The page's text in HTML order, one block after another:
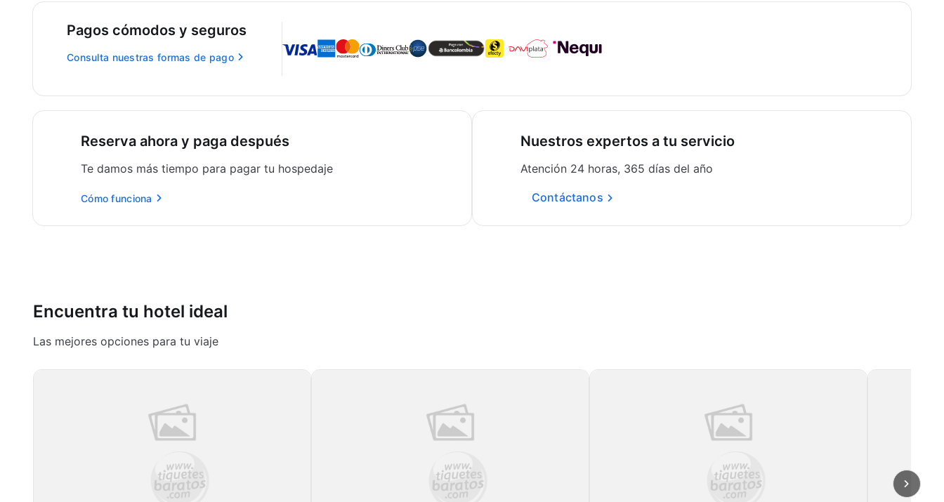
Pagos cómodos y seguros
Consulta nuestras formas de pago
Reserva ahora y paga después
Te damos más tiempo para pagar tu hospedaje
Cómo funciona
Nuestros expertos a tu servicio
Atención 24 horas, 365 días del año
Contáctanos
Encuentra tu hotel ideal
Las mejores opciones para tu viaje